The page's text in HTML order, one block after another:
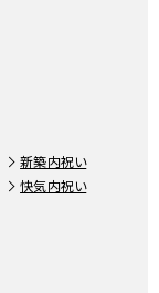
新築内祝い
快気内祝い